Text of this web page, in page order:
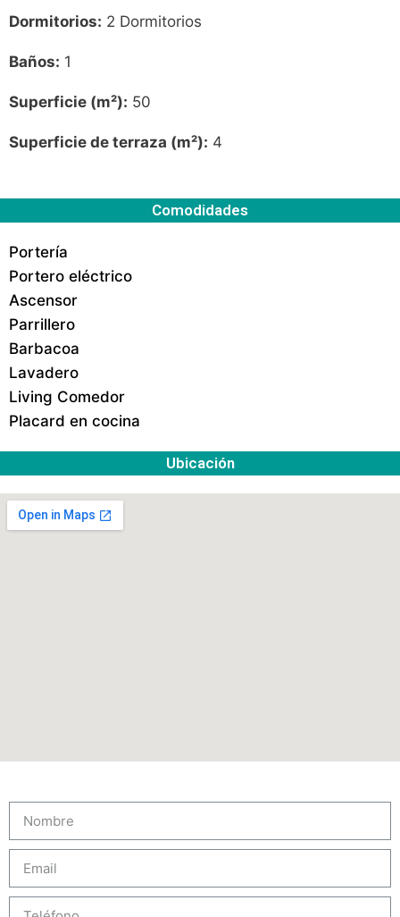
Dormitorios: 2 Dormitorios
Baños: 1
Superficie (m²): 50
Superficie de terraza (m²): 4
Comodidades
Portería
Portero eléctrico
Ascensor
Parrillero
Barbacoa
Lavadero
Living Comedor
Placard en cocina
Ubicación